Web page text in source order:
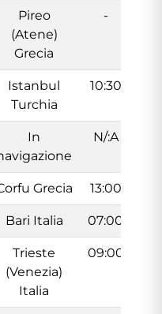
Pireo
(Atene)
Grecia
-
Istanbul
Turchia
10:30
In
N/:A
Grecia 13:00
Bari Italia 07:00
Trieste
(Venezia)
Italia
09:00